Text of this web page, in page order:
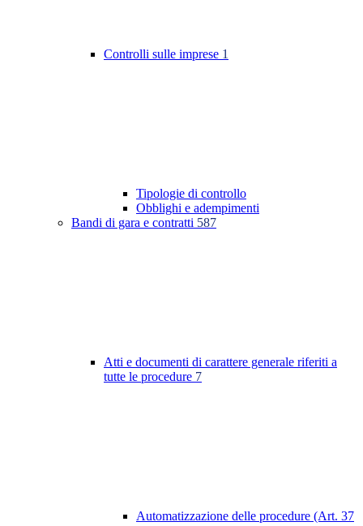
Controlli sulle imprese 1
Tipologie di controllo
Obblighi e adempimenti
Bandi di gara e contratti 587
Atti e documenti di carattere generale riferiti a
tutte le procedure 7
Automatizzazione delle procedure (Art. 37